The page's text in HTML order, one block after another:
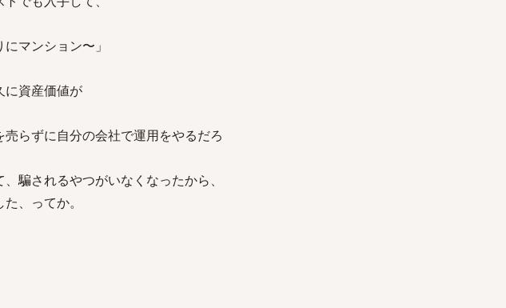
マンション〜」
に資産価値が
らずに自分の会社で運用をやるだろ
騙されるやつがいなくなったから、
、ってか。